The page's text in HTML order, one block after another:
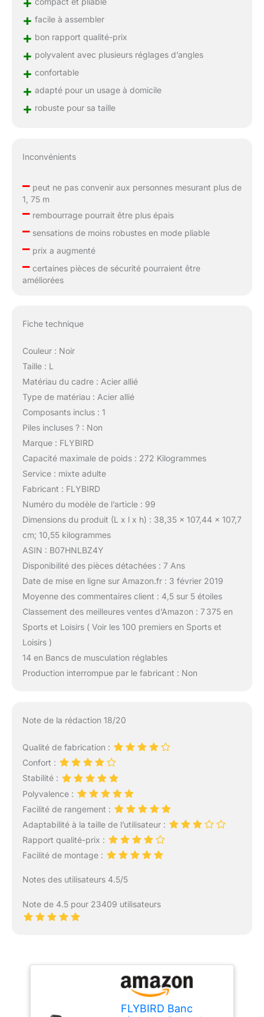
+ facile à assembler
+ bon rapport qualité-prix
+ polyvalent avec plusieurs réglages d’angles
+ confortable
+ adapté pour un usage à domicile
+ robuste pour sa taille
Inconvénients
–peut ne pas convenir aux personnes mesurant plus de
1, 75 m
–rembourrage pourrait être plus épais
–sensations de moins robustes en mode pliable
–prix a augmenté
–certaines pièces de sécurité pourraient être
améliorées
Fiche technique
Couleur : Noir
Taille : L
Matériau du cadre : Acier allié
Type de matériau : Acier allié
Composants inclus : 1
Piles incluses ? : Non
Marque : FLYBIRD
Capacité maximale de poids : 272 Kilogrammes
Service : mixte adulte
Fabricant : FLYBIRD
Numéro du modèle de l’article : 99
Dimensions du produit (L x l x h) : 38,35 x 107,44 x 107,7
cm; 10,55 kilogrammes
ASIN : B07HNLBZ4Y
Disponibilité des pièces détachées : 7 Ans
Date de mise en ligne sur Amazon.fr : 3 février 2019
Moyenne des commentaires client : 4,5 sur 5 étoiles
Classement des meilleures ventes d’Amazon : 7 375 en
Sports et Loisirs ( Voir les 100 premiers en Sports et
Loisirs )
14 en Bancs de musculation réglables
Production interrompue par le fabricant : Non
Note de la rédaction 18/20
Qualité de fabrication :
Confort :
Stabilité :
Polyvalence :
Facilité de rangement :
Adaptabilité à la taille de l’utilisateur :
Rapport qualité-prix :
Facilité de montage :
Notes des utilisateurs 4.5/5
Note de 4.5 pour 23409 utilisateurs
FLYBIRD Banc